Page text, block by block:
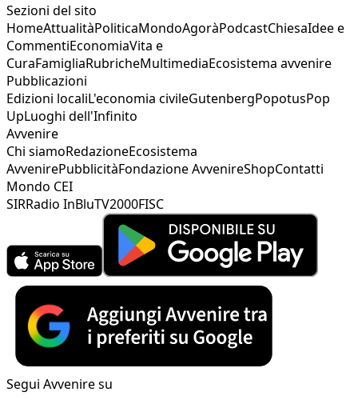
Sezioni del sito
HomeAttualitàPoliticaMondoAgoràPodcastChiesaIdee e
CommentiEconomiaVita e
CuraFamigliaRubricheMultimediaEcosistema avvenire
Pubblicazioni
Edizioni localiL'economia civileGutenbergPopotusPop
UpLuoghi dell'Infinito
Avvenire
Chi siamoRedazioneEcosistema
AvvenirePubblicitàFondazione AvvenireShopContatti
Mondo CEI
SIRRadio InBluTV2000FISC
Segui Avvenire su